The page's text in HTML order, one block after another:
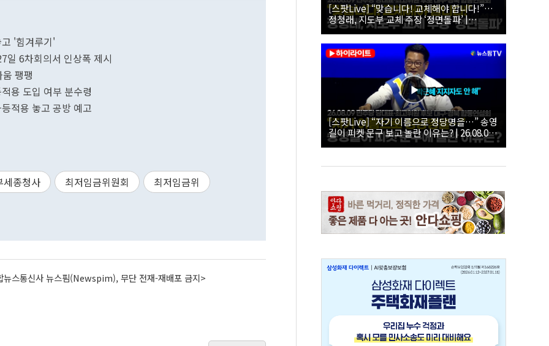
'힘겨루기'
6차회의서 인상폭 제시
팽팽
용 도입 여부 분수령
적용 놓고 공방 예고
세종청사 최저임금위원회 최저임금위
뉴스통신사 뉴스핌(Newspim), 무단 전재-재배포 금지>
[스팟Live] “맞습니다! 교체해야 합니다!”…
정청래, 지도부 교체 주장 ‘정면돌파’ |
26.08.09 더불어민주당 당대표·최고위원 후
보 대구·경북 합동연설회
[스팟Live] “자기 이름으로 정당명을…” 송영
길이 피켓 문구 보고 놀란 이유는? | 26.08.09
더불어민주당 당대표·최고위원 후보 대구·경